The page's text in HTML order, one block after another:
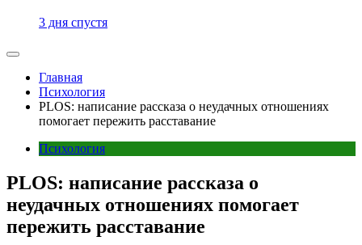
3 дня спустя
Главная
Психология
PLOS: написание рассказа о неудачных отношениях
помогает пережить расставание
Психология
PLOS: написание рассказа о
неудачных отношениях помогает
пережить расставание